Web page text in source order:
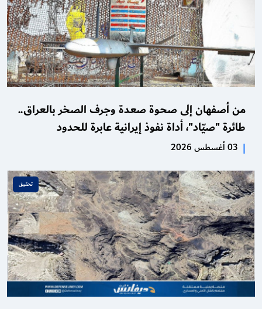
من أصفهان إلى صحوة صعدة وجرف الصخر بالعراق..
طائرة "صيّاد"، أداة نفوذ إيرانية عابرة للحدود
| 03 أغسطس 2026
تحقـيق